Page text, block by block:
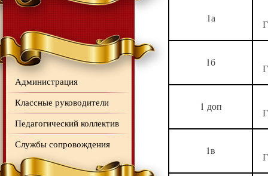
1а
1б
1 доп
1в
Администрация
Классные руководители
Педагогический коллектив
Службы сопровождения